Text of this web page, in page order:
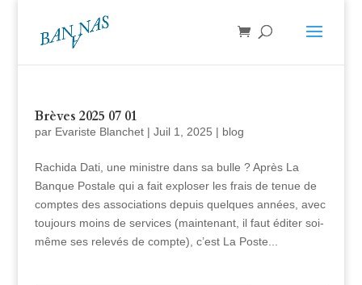
Brèves 2025 07 01
par Evariste Blanchet| Juil 1, 2025 | blog
Rachida Dati, une ministre dans sa bulle ? Après La
Banque Postale qui a fait exploser les frais de tenue de
comptes des associations depuis quelques années, avec
toujours moins de services (maintenant, il faut éditer soi-
même ses relevés de compte), c’est La Poste...